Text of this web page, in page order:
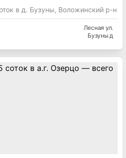
в д. Бузуны, Воложинский р-н
Лесная ул.
Бузуны д